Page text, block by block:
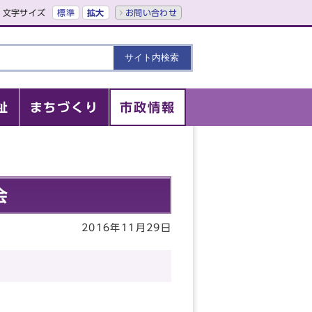
文字サイズ 標準 拡大 お問い合わせ
まちづくり 市政情報
2016年11月29日